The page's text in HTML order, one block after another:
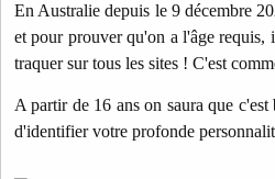
En Australie depuis le 9 décembre
et pour prouver qu'on a l'âge requis,
traquer sur tous les sites ! C'est
A partir de 16 ans on saura que
d'identifier votre profonde